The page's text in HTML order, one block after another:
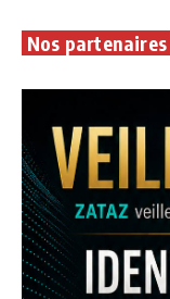
Nos partenaires